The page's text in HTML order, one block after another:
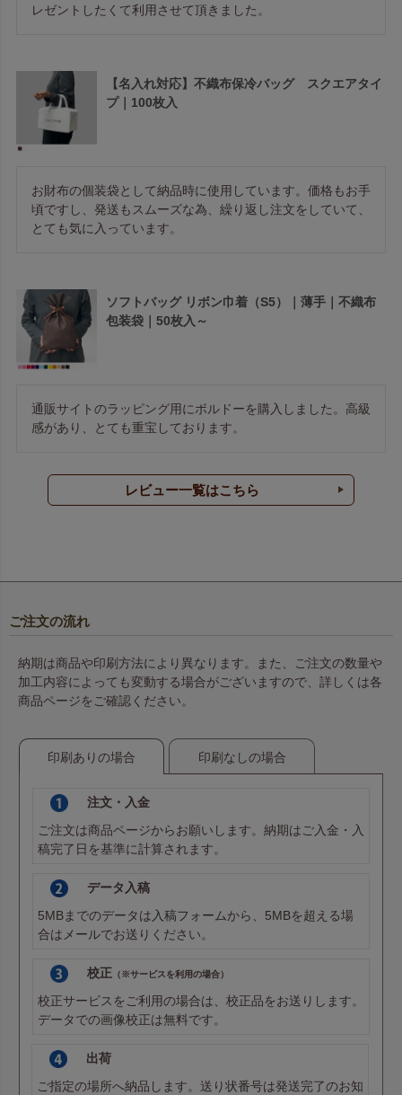
レゼントしたくて利用させて頂きました。
【名入れ対応】不織布保冷バッグ スクエアタイ
プ｜100枚入
お財布の個装袋として納品時に使用しています。価格もお手
頃ですし、発送もスムーズな為、繰り返し注文をしていて、
とても気に入っています。
ソフトバッグ リボン巾着（S5）｜薄手｜不織布
包装袋｜50枚入～
通販サイトのラッピング用にボルドーを購入しました。高級
感があり、とても重宝しております。
レビュー一覧はこちら
ご注文の流れ
納期は商品や印刷方法により異なります。また、ご注文の数量や
加工内容によっても変動する場合がございますので、詳しくは各
商品ページをご確認ください。
印刷ありの場合 印刷なしの場合
注文・入金
ご注文は商品ページからお願いします。納期はご入金・入
稿完了日を基準に計算されます。
データ入稿
5MBまでのデータは 入稿フォームから、5MBを超える場
合は メールでお送りください。
校正 （※サービスを利用の場合）
校正サービスをご利用の場合は、校正品をお送りします。
データでの画像校正は無料です。
出荷
ご指定の場所へ納品します。送り状番号は発送完了のお知